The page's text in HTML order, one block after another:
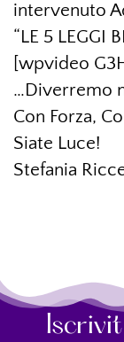
intervenuto
“LE 5 LEGGI
[wpvideo
…Diverremo
Con Forza,
Siate Luce!
Stefania